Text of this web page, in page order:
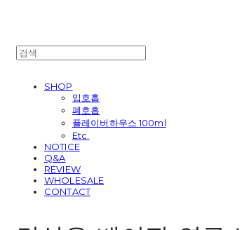
SHOP
입호흡
폐호흡
플레이버하우스 100ml
Etc.
NOTICE
Q&A
REVIEW
WHOLESALE
CONTACT